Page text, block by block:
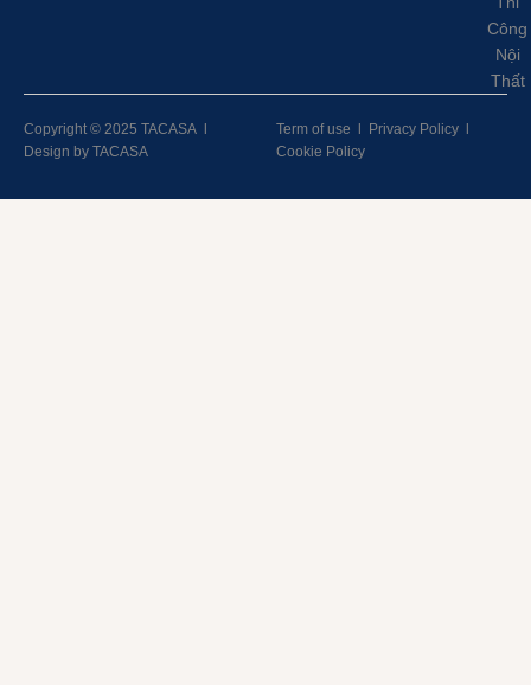
Công
Nội
Thất
Copyright © 2025 TACASA
Design by TACASA
Term of use Privacy Policy
Cookie Policy